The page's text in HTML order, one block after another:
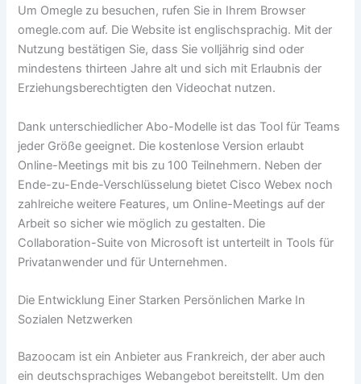
Um Omegle zu besuchen, rufen Sie in Ihrem Browser
omegle.com auf. Die Website ist englischsprachig. Mit der
Nutzung bestätigen Sie, dass Sie volljährig sind oder
mindestens thirteen Jahre alt und sich mit Erlaubnis der
Erziehungsberechtigten den Videochat nutzen.
Dank unterschiedlicher Abo-Modelle ist das Tool für Teams
jeder Größe geeignet. Die kostenlose Version erlaubt
Online-Meetings mit bis zu 100 Teilnehmern. Neben der
Ende-zu-Ende-Verschlüsselung bietet Cisco Webex noch
zahlreiche weitere Features, um Online-Meetings auf der
Arbeit so sicher wie möglich zu gestalten. Die
Collaboration-Suite von Microsoft ist unterteilt in Tools für
Privatanwender und für Unternehmen.
Die Entwicklung Einer Starken Persönlichen Marke In
Sozialen Netzwerken
Bazoocam ist ein Anbieter aus Frankreich, der aber auch
ein deutschsprachiges Webangebot bereitstellt. Um den